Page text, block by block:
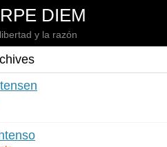
DIEM
y la razón